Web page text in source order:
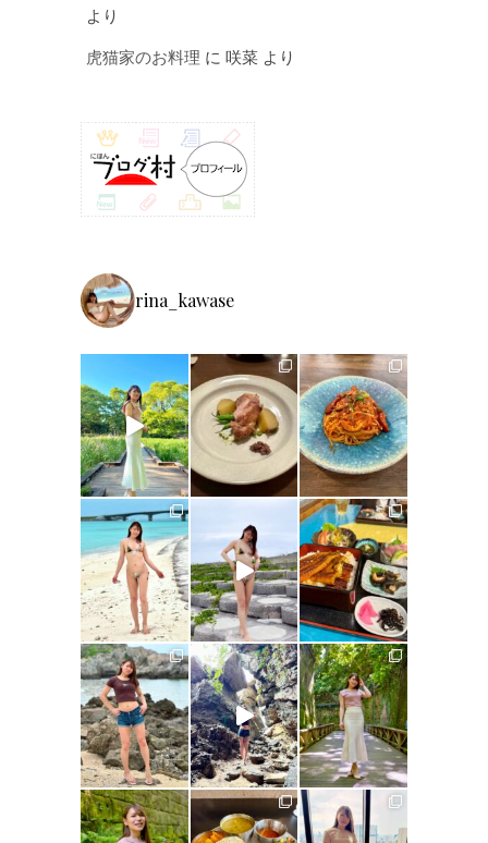
より
虎猫家のお料理 に 咲菜 より
rina_kawase